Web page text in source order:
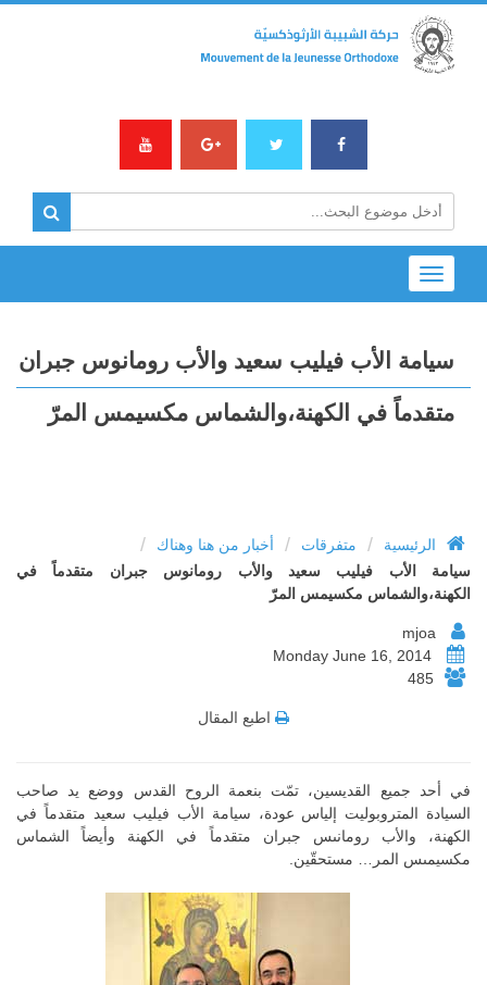
Toggle
navigation
سيامة الأب فيليب سعيد والأب رومانوس جبران
متقدماً في الكهنة،والشماس مكسيمس المرّ
الرئيسية / متفرقات / أخبار من هنا وهناك /
سيامة الأب فيليب سعيد والأب رومانوس جبران متقدماً في
الكهنة،والشماس مكسيمس المرّ
485
اطبع المقال
في أحد جميع القديسين، تمّت بنعمة الروح القدس ووضع يد صاحب
السيادة المتروبوليت إلياس عودة، سيامة الأب فيليب سعيد متقدماً في
الكهنة، والأب رومانىس جبران متقدماً في الكهنة وأيضاً الشماس
مكسيمىس المر… مستحقّين.